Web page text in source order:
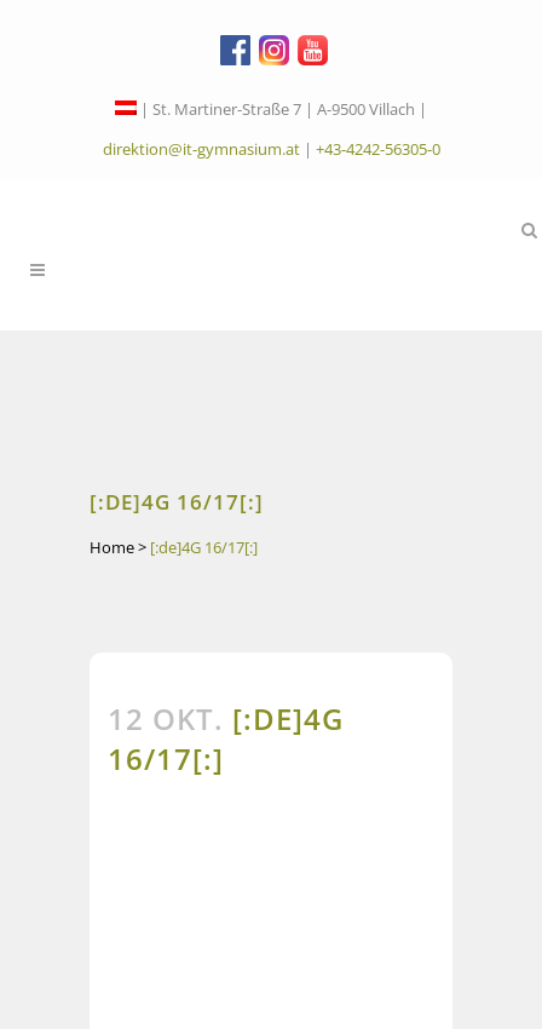
| St. Martiner-Straße 7 | A-9500 Villach |
direktion@it-gymnasium.at| +43-4242-56305-0
[:DE]4G 16/17[:]
Home> [:de]4G 16/17[:]
12 OKT. [:DE]4G
16/17[:]